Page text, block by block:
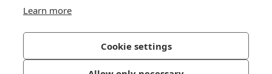
Learn more
Cookie settings